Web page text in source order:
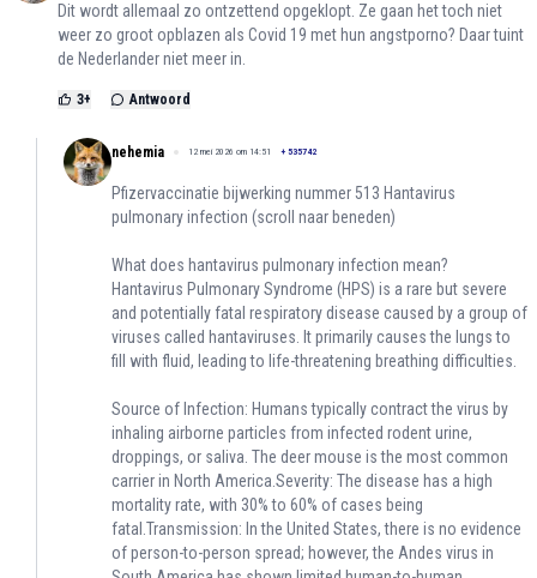
Dit wordt allemaal zo ontzettend opgeklopt. Ze gaan het toch niet
weer zo groot opblazen als Covid 19 met hun angstporno? Daar tuint
de Nederlander niet meer in.
3+ Antwoord
nehemia 12 mei 2026 om 14:51 + 535742
Pfizervaccinatie bijwerking nummer 513 Hantavirus
pulmonary infection (scroll naar beneden)
What does hantavirus pulmonary infection mean?
Hantavirus Pulmonary Syndrome (HPS) is a rare but severe
and potentially fatal respiratory disease caused by a group of
viruses called hantaviruses. It primarily causes the lungs to
fill with fluid, leading to life-threatening breathing difficulties.
Source of Infection: Humans typically contract the virus by
inhaling airborne particles from infected rodent urine,
droppings, or saliva. The deer mouse is the most common
carrier in North America.Severity: The disease has a high
mortality rate, with 30% to 60% of cases being
fatal.Transmission: In the United States, there is no evidence
of person-to-person spread; however, the Andes virus in